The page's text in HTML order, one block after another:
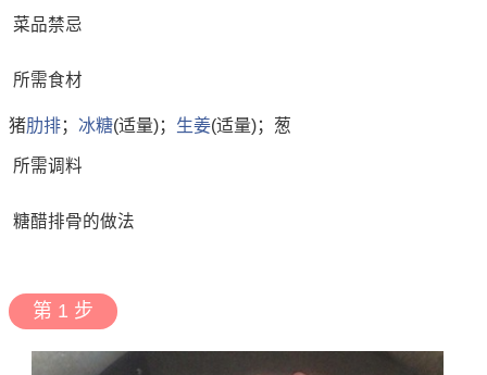
菜品禁忌
所需食材
猪肋排； 冰糖(适量)； 生姜(适量)；葱
所需调料
糖醋排骨的做法
第 1 步